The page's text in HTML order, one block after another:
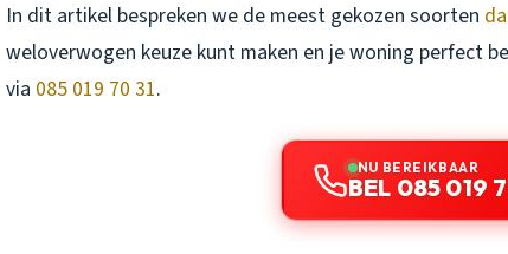
In dit artikel bespreken we de meest gekozen soorten
weloverwogen keuze kunt maken en je woning perfect
via 085 019 70 31.
NU BEREIKBAAR
BEL 085 019